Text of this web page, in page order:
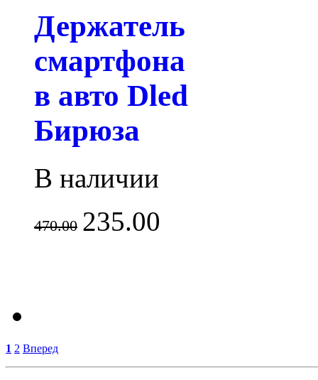
Держатель
смартфона
в авто Dled
Бирюза
В наличии
470.00 235.00
1 2 Вперед